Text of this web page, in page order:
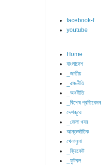
facebook-f
youtube
Home
বাংলাদেশ
_জাতীয়
_রাজনীতি
_অর্থনীতি
_বিশেষ প্রতিবেদন
দেশজুরে
_জেলা খবর
আন্তর্জাতিক
খেলাধুলা
_ক্রিকেট
_ফুটবল